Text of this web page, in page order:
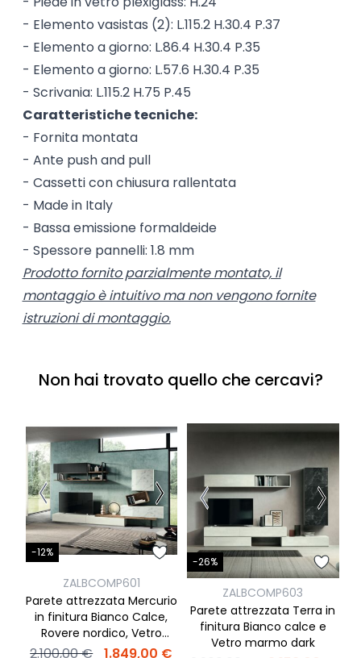
- Elemento vasistas (2): L.115.2 H.30.4 P.37
- Elemento a giorno: L.86.4 H.30.4 P.35
- Elemento a giorno: L.57.6 H.30.4 P.35
- Scrivania: L.115.2 H.75 P.45
Caratteristiche tecniche:
- Fornita montata
- Ante push and pull
- Cassetti con chiusura rallentata
- Made in Italy
- Bassa emissione formaldeide
- Spessore pannelli: 1.8 mm
Prodotto fornito parzialmente montato, il
montaggio è intuitivo ma non vengono fornite
istruzioni di montaggio.
Non hai trovato quello che cercavi?
-12%
ZALBCOMP601
Parete attrezzata Mercurio
in finitura Bianco Calce,
Rovere nordico, Vetro
marmo white e Vetro
2.100,00 € 1.849,00 €
-26%
ZALBCOMP603
Parete attrezzata Terra in
finitura Bianco calce e
Vetro marmo dark